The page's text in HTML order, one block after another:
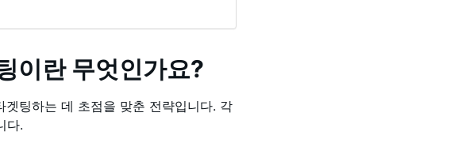
이란 무엇인가요?
팅하는 데 초점을 맞춘 전략입니다. 각
다.